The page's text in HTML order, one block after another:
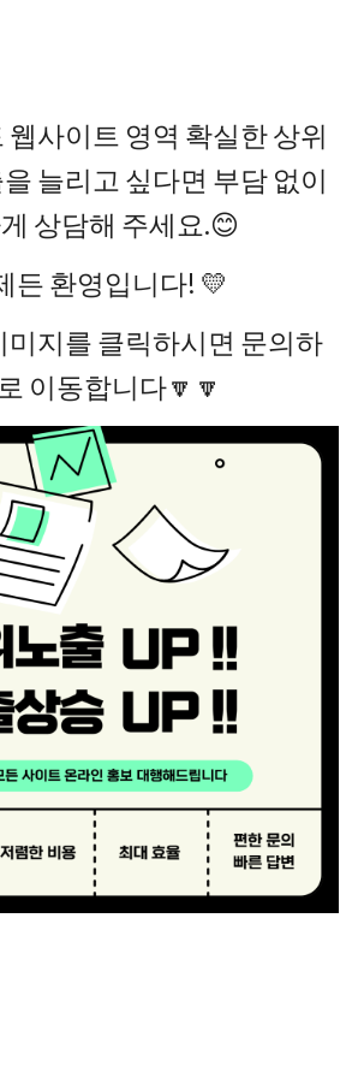
웹사이트 영역 확실한 상위
늘리고 싶다면 부담 없이
상담해 주세요.😊
든 환영입니다! 💛
미지를 클릭하시면 문의하
이동합니다🔽🔽